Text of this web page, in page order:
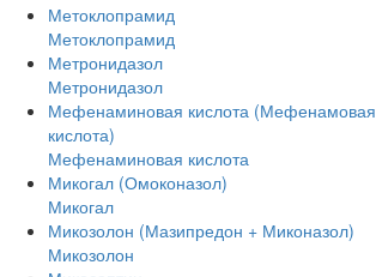
Метоклопрамид
Метоклопрамид
Метронидазол
Метронидазол
Мефенаминовая кислота (Мефенамовая
кислота)
Мефенаминовая кислота
Микогал (Омоконазол)
Микогал
Микозолон (Мазипредон + Миконазол)
Микозолон